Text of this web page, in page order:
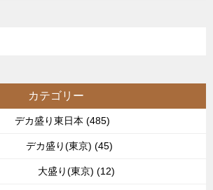
カテゴリー
デカ盛り東日本 (485)
デカ盛り(東京) (45)
大盛り(東京) (12)